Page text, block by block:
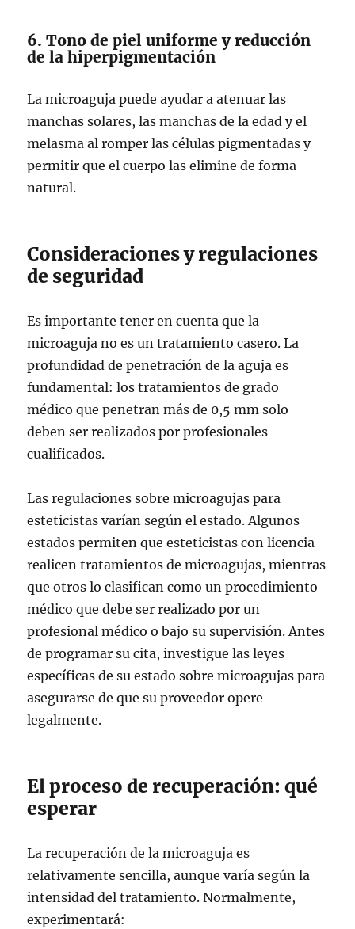
6. Tono de piel uniforme y reducción
de la hiperpigmentación
La microaguja puede ayudar a atenuar las
manchas solares, las manchas de la edad y el
melasma al romper las células pigmentadas y
permitir que el cuerpo las elimine de forma
natural.
Consideraciones y regulaciones
de seguridad
Es importante tener en cuenta que la
microaguja no es un tratamiento casero. La
profundidad de penetración de la aguja es
fundamental: los tratamientos de grado
médico que penetran más de 0,5 mm solo
deben ser realizados por profesionales
cualificados.
Las regulaciones sobre microagujas para
esteticistas varían según el estado. Algunos
estados permiten que esteticistas con licencia
realicen tratamientos de microagujas, mientras
que otros lo clasifican como un procedimiento
médico que debe ser realizado por un
profesional médico o bajo su supervisión. Antes
de programar su cita, investigue las leyes
específicas de su estado sobre microagujas para
asegurarse de que su proveedor opere
legalmente.
El proceso de recuperación: qué
esperar
La recuperación de la microaguja es
relativamente sencilla, aunque varía según la
intensidad del tratamiento. Normalmente,
experimentará: